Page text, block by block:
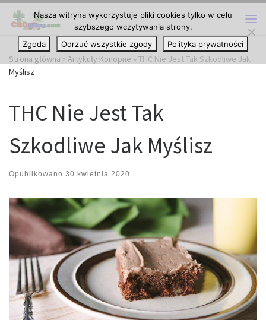
Przejdź do treści
Strona główna » Artykuły Konopne » THC Nie Jest Tak Szkodliwe Jak
Myślisz
THC Nie Jest Tak
Szkodliwe Jak Myślisz
Opublikowano 30 kwietnia 2020
Nasza witryna wykorzystuje pliki cookies tylko w celu
szybszego wczytywania strony.
Zgoda
Odrzuć wszystkie zgody Polityka prywatności